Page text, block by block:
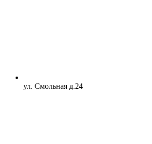
ул. Смольная д.24